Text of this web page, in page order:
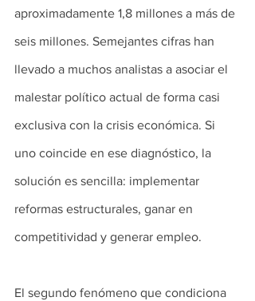
aproximadamente 1,8 millones a más de
seis millones. Semejantes cifras han
llevado a muchos analistas a asociar el
malestar político actual de forma casi
exclusiva con la crisis económica. Si
uno coincide en ese diagnóstico, la
solución es sencilla: implementar
reformas estructurales, ganar en
competitividad y generar empleo.
El segundo fenómeno que condiciona